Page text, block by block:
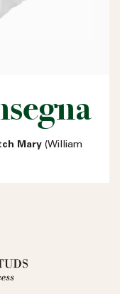
Mary (William